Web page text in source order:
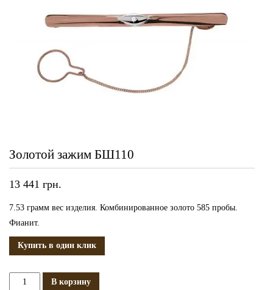
Золотой зажим БШ110
13 441 грн.
7.53 грамм вес изделия. Комбинированное золото 585 пробы.
Фианит.
Купить в один клик
КоличествоВ корзину